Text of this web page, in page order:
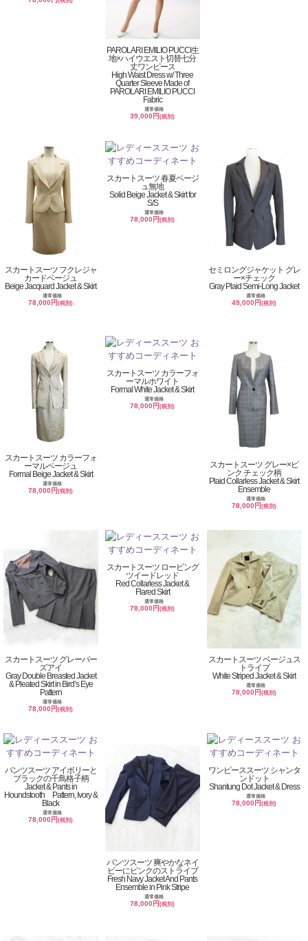
PAROLARI EMILIO PUCCI生
地×ハイウエスト切替七分
丈ワンピース
High Waist Dress w/ Three
Quarter Sleeve Made of
PAROLARI EMILIO PUCCI
Fabric
通常価格
39,000円(税別)
スカートスーツ フクレジャ
カードベージュ
Beige Jacquard Jacket & Skirt
通常価格
78,000円(税別)
スカートスーツ 春夏ベージ
ュ無地
Solid Beige Jacket & Skirt for
S/S
通常価格
78,000円(税別)
セミロングジャケット グレ
ー×チェック
Gray Plaid Semi-Long Jacket
通常価格
49,000円(税別)
スカートスーツ カラーフォ
ーマルベージュ
Formal Beige Jacket & Skirt
通常価格
78,000円(税別)
スカートスーツ カラーフォ
ーマルホワイト
Formal White Jacket & Skirt
通常価格
78,000円(税別)
スカートスーツ グレー×ピ
ンク チェック柄
Plaid Collarless Jacket & Skirt
Ensemble
通常価格
78,000円(税別)
スカートスーツ グレーバー
ズアイ
Gray Double Breasted Jacket
& Pleated Skirt in Bird’s Eye
Pattern
通常価格
78,000円(税別)
スカートスーツ ロービング
ツイードレッド
Red Collarless Jacket &
Flared Skirt
通常価格
78,000円(税別)
スカートスーツ ベージュス
トライプ
White Striped Jacket & Skirt
通常価格
78,000円(税別)
パンツスーツ アイボリーと
ブラックの千鳥格子柄
Jacket & Pants in
Houndstooth Pattern, Ivory &
Black
通常価格
78,000円(税別)
パンツスーツ 爽やかなネイ
ビーにピンクのストライプ
Fresh Navy Jacket And Pants
Ensemble in Pink Stripe
通常価格
78,000円(税別)
ワンピーススーツ シャンタ
ンドット
Shantung Dot Jacket & Dress
通常価格
78,000円(税別)